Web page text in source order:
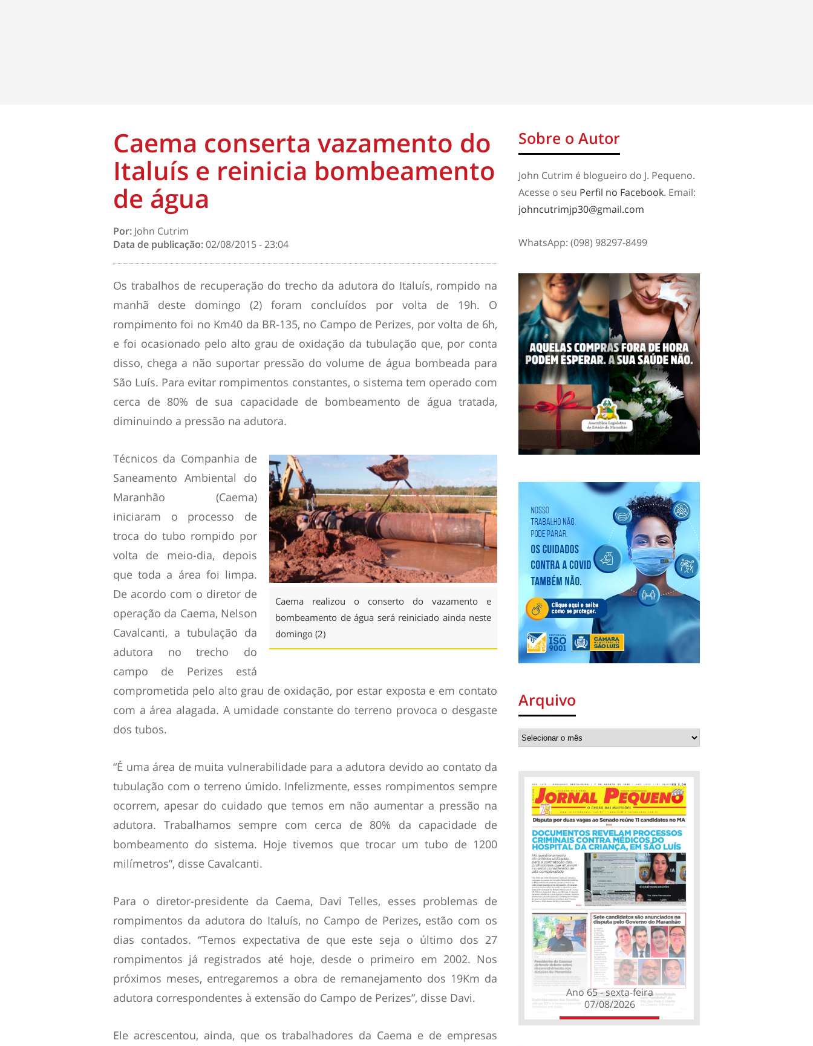
Caema conserta vazamento do
Italuís e reinicia bombeamento
de água
Por: John Cutrim
Data de publicação:02/08/2015 - 23:04
Os trabalhos de recuperação do trecho da adutora do Italuís, rompido na
manhã deste domingo (2) foram concluídos por volta de 19h. O
rompimento foi no Km40 da BR-135, no Campo de Perizes, por volta de 6h,
e foi ocasionado pelo alto grau de oxidação da tubulação que, por conta
disso, chega a não suportar pressão do volume de água bombeada para
São Luís. Para evitar rompimentos constantes, o sistema tem operado com
cerca de 80% de sua capacidade de bombeamento de água tratada,
diminuindo a pressão na adutora.
Caema realizou o conserto do vazamento e
bombeamento de água será reiniciado ainda neste
domingo (2)
Técnicos da Companhia de
Saneamento Ambiental do
Maranhão (Caema)
iniciaram o processo de
troca do tubo rompido por
volta de meio-dia, depois
que toda a área foi limpa.
De acordo com o diretor de
operação da Caema, Nelson
Cavalcanti, a tubulação da
adutora no trecho do
campo de Perizes está
comprometida pelo alto grau de oxidação, por estar exposta e em contato
com a área alagada. A umidade constante do terreno provoca o desgaste
dos tubos.
“É uma área de muita vulnerabilidade para a adutora devido ao contato da
tubulação com o terreno úmido. Infelizmente, esses rompimentos sempre
ocorrem, apesar do cuidado que temos em não aumentar a pressão na
adutora. Trabalhamos sempre com cerca de 80% da capacidade de
bombeamento do sistema. Hoje tivemos que trocar um tubo de 1200
milímetros”, disse Cavalcanti.
Para o diretor-presidente da Caema, Davi Telles, esses problemas de
rompimentos da adutora do Italuís, no Campo de Perizes, estão com os
dias contados. “Temos expectativa de que este seja o último dos 27
rompimentos já registrados até hoje, desde o primeiro em 2002. Nos
próximos meses, entregaremos a obra de remanejamento dos 19Km da
adutora correspondentes à extensão do Campo de Perizes”, disse Davi.
Ele acrescentou, ainda, que os trabalhadores da Caema e de empresas
Sobre o Autor
John Cutrim é blogueiro do J. Pequeno.
Acesse o seu Perfil no Facebook. Email:
johncutrimjp30@gmail.com
WhatsApp: (098) 98297-8499
Arquivo
Ano 65 - sexta-feira
07/08/2026